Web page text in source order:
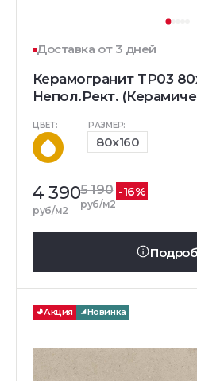
Доставка от 3 дней
Керамогранит TP03
Непол.Рект.
ЦВЕТ: РАЗМЕР:
80x160
4 390
руб/м2
5 190
руб/м2
-16%
Акция Новинка